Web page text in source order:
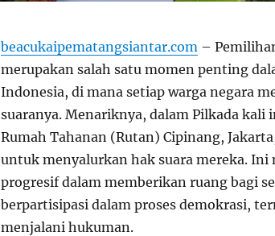
beacukaipematangsiantar.com –
merupakan salah satu momen penting
Indonesia, di mana setiap warga negara
suaranya. Menariknya, dalam Pilkada kali
Rumah Tahanan (Rutan) Cipinang,
untuk menyalurkan hak suara mereka. Ini
progresif dalam memberikan ruang bagi
berpartisipasi dalam proses demokrasi,
menjalani hukuman.